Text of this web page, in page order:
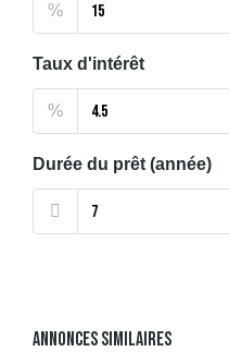
%
Taux d'intérêt
%
Durée du prêt (année)
Annonces Similaires